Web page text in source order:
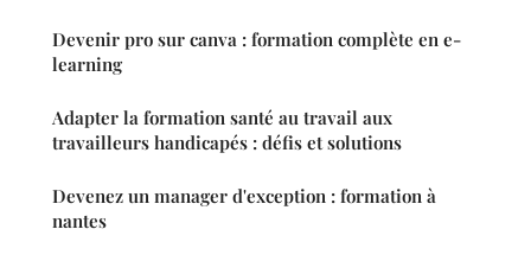
Devenir pro sur canva : formation complète en e-
learning
Adapter la formation santé au travail aux
travailleurs handicapés : défis et solutions
Devenez un manager d'exception : formation à
nantes